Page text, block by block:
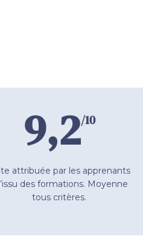
9,2/10
attribuée par les apprenants
des formations. Moyenne
tous critères.